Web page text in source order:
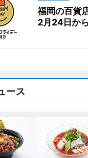
福岡の百貨
2月24日か
ース